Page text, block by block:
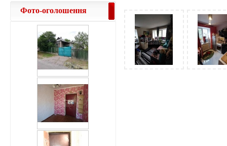
Фото-оголошення